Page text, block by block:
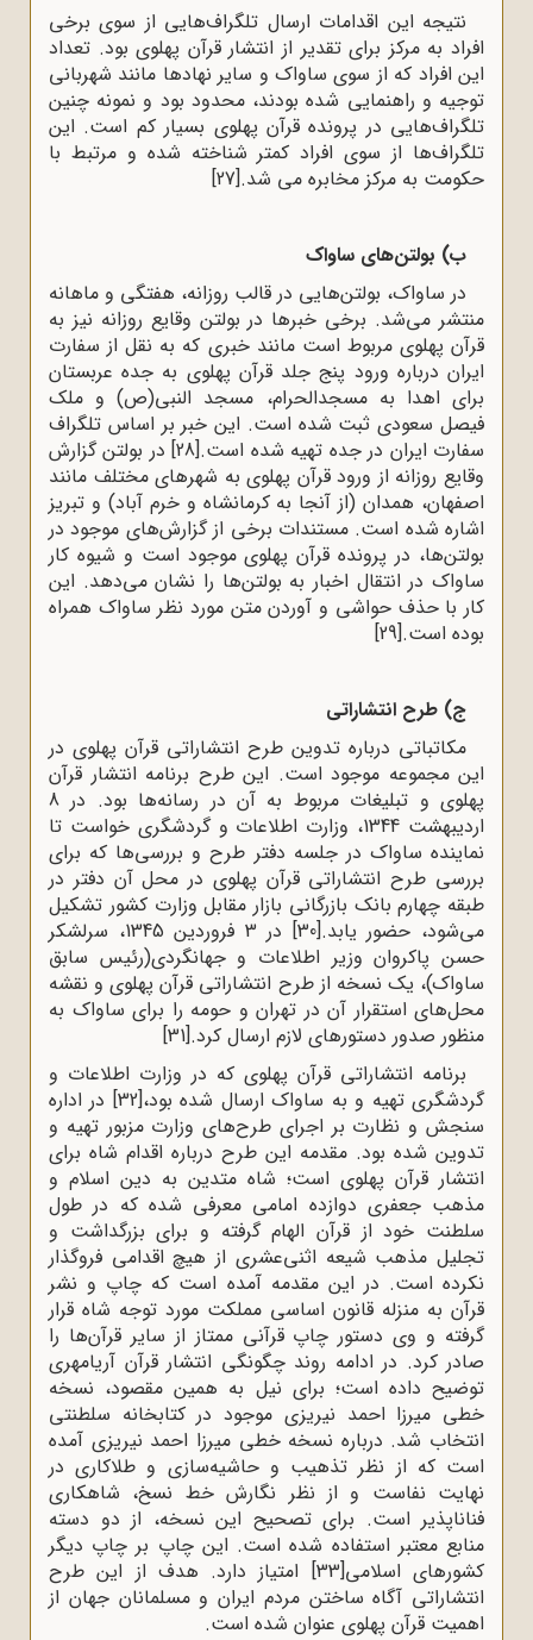
نتیجه این اقدامات ارسال تلگراف‌هایی از سوی برخی
افراد به مرکز برای تقدیر از انتشار قرآن پهلوی بود. تعداد
این افراد که از سوی ساواک و سایر نهادها مانند شهربانی
توجیه و راهنمایی شده بودند، محدود بود و نمونه چنین
تلگراف‌هایی در پرونده قرآن پهلوی بسیار کم است. این
تلگراف‌ها از سوی افراد کمتر شناخته شده و مرتبط با
حکومت به مرکز مخابره می شد.[27]
ب) بولتن‌های ساواک
در ساواک، بولتن‌هایی در قالب روزانه، هفتگی و ماهانه
منتشر می‌شد. برخی خبرها در بولتن وقایع روزانه نیز به
قرآن پهلوی مربوط است مانند خبری که به نقل از سفارت
ایران درباره ورود پنج جلد قرآن پهلوی به جده عربستان
برای اهدا به مسجدالحرام، مسجد النبی(ص) و ملک
فیصل سعودی ثبت شده است. این خبر بر اساس تلگراف
سفارت ایران در جده تهیه شده است.[28]
در بولتن گزارش
وقایع روزانه از ورود قرآن پهلوی به شهرهای مختلف مانند
اصفهان، همدان (از آنجا به کرمانشاه و خرم آباد) و تبریز
اشاره شده است. مستندات برخی از گزارش‌های موجود در
بولتن‌ها، در پرونده قرآن پهلوی موجود است و شیوه کار
ساواک در انتقال اخبار به بولتن‌ها را نشان می‌دهد. این
کار با حذف حواشی و آوردن متن مورد نظر ساواک همراه
بوده است.[29]
ج) طرح انتشاراتی
مکاتباتی درباره تدوین طرح انتشاراتی قرآن پهلوی در
این مجموعه موجود است. این طرح برنامه انتشار قرآن
پهلوی و تبلیغات مربوط به آن در رسانه‌ها بود. در 8
اردیبهشت 1344، وزارت اطلاعات و گردشگری خواست تا
نماینده ساواک در جلسه دفتر طرح و بررسی‌ها که برای
بررسی طرح انتشاراتی قرآن پهلوی در محل آن دفتر در
طبقه چهارم بانک بازرگانی بازار مقابل وزارت کشور تشکیل
می‌شود، حضور یابد.[30]
در 3 فروردین 1345، سرلشکر
حسن پاکروان وزیر اطلاعات و جهانگردی(رئیس سابق
ساواک)، یک نسخه از طرح انتشاراتی قرآن پهلوی و نقشه
محل‌های استقرار آن در تهران و حومه را برای ساواک به
منظور صدور دستورهای لازم ارسال کرد.[31]
برنامه انتشاراتی قرآن پهلوی که در وزارت اطلاعات و
گردشگری تهیه و به ساواک ارسال شده بود،[32]
در اداره
سنجش و نظارت بر اجرای طرح‌های وزارت مزبور تهیه و
تدوین شده بود. مقدمه این طرح درباره اقدام شاه برای
انتشار قرآن پهلوی است؛ شاه متدین به دین اسلام و
مذهب جعفری دوازده امامی معرفی شده که در طول
سلطنت خود از قرآن الهام گرفته و برای بزرگداشت و
تجلیل مذهب شیعه اثنی‌عشری از هیچ اقدامی فروگذار
نکرده است. در این مقدمه آمده است که چاپ و نشر
قرآن به منزله قانون اساسی مملکت مورد توجه شاه قرار
گرفته و وی دستور چاپ قرآنی ممتاز از سایر قرآن‌ها را
صادر کرد. در ادامه روند چگونگی انتشار قرآن آریامهری
توضیح داده است؛ برای نیل به همین مقصود، نسخه
خطی میرزا احمد نیریزی موجود در کتابخانه سلطنتی
انتخاب شد. درباره نسخه خطی میرزا احمد نیریزی آمده
است که از نظر تذهیب و حاشیه‌سازی و طلاکاری در
نهایت نفاست و از نظر نگارش خط نسخ، شاهکاری
فناناپذیر است. برای تصحیح این نسخه، از دو دسته
منابع معتبر استفاده شده است. این چاپ بر چاپ دیگر
کشورهای اسلامی[33]
امتیاز دارد. هدف از این طرح
انتشاراتی آگاه ساختن مردم ایران و مسلمانان جهان از
اهمیت قرآن پهلوی عنوان شده است.